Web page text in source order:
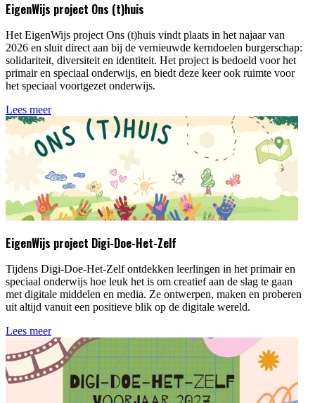
EigenWijs project Ons (t)huis
Het EigenWijs project Ons (t)huis vindt plaats in het najaar van
2026 en sluit direct aan bij de vernieuwde kerndoelen burgerschap:
solidariteit, diversiteit en identiteit. Het project is bedoeld voor het
primair en speciaal onderwijs, en biedt deze keer ook ruimte voor
het speciaal voortgezet onderwijs.
Lees meer
EigenWijs project Digi-Doe-Het-Zelf
Tijdens Digi-Doe-Het-Zelf ontdekken leerlingen in het primair en
speciaal onderwijs hoe leuk het is om creatief aan de slag te gaan
met digitale middelen en media. Ze ontwerpen, maken en proberen
uit altijd vanuit een positieve blik op de digitale wereld.
Lees meer